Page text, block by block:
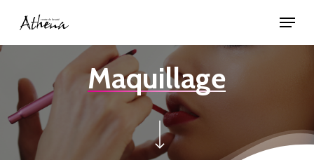
main
content
Menu
Maquillage
Navigate to the next section
Close